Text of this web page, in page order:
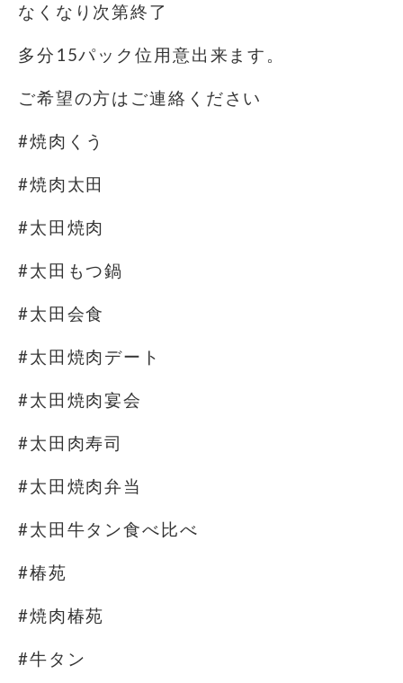
なくなり次第終了
多分15パック位用意出来ます。
ご希望の方はご連絡ください
#焼肉くう
#焼肉太田
#太田焼肉
#太田もつ鍋
#太田会食
#太田焼肉デート
#太田焼肉宴会
#太田肉寿司
#太田焼肉弁当
#太田牛タン食べ比べ
#椿苑
#焼肉椿苑
#牛タン